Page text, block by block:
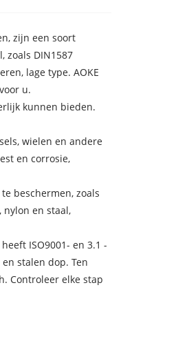
zijn een soort
zoals DIN1587
lage type. AOKE
u.
kunnen bieden.
wielen en andere
en corrosie,
beschermen, zoals
nylon en staal,
ISO9001- en 3.1 -
stalen dop. Ten
Controleer elke stap